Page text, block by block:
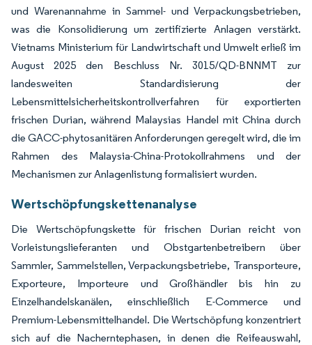
und Warenannahme in Sammel- und Verpackungsbetrieben,
was die Konsolidierung um zertifizierte Anlagen verstärkt.
Vietnams Ministerium für Landwirtschaft und Umwelt erließ im
August 2025 den Beschluss Nr. 3015/QD-BNNMT zur
landesweiten Standardisierung der
Lebensmittelsicherheitskontrollverfahren für exportierten
frischen Durian, während Malaysias Handel mit China durch
die GACC-phytosanitären Anforderungen geregelt wird, die im
Rahmen des Malaysia-China-Protokollrahmens und der
Mechanismen zur Anlagenlistung formalisiert wurden.
Wertschöpfungskettenanalyse
Die Wertschöpfungskette für frischen Durian reicht von
Vorleistungslieferanten und Obstgartenbetreibern über
Sammler, Sammelstellen, Verpackungsbetriebe, Transporteure,
Exporteure, Importeure und Großhändler bis hin zu
Einzelhandelskanälen, einschließlich E-Commerce und
Premium-Lebensmittelhandel. Die Wertschöpfung konzentriert
sich auf die Nacherntephasen, in denen die Reifeauswahl,